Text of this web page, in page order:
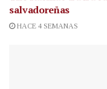
salvadoreñas
HACE 4 SEMANAS